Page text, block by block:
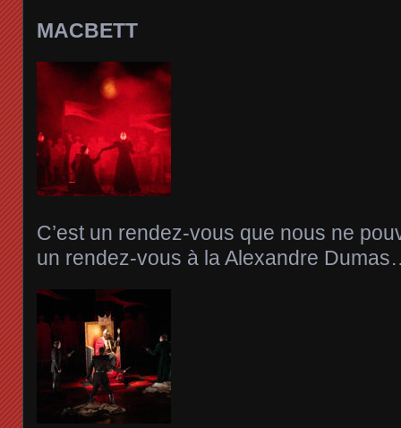
MACBETT
C’est un rendez-vous que nous ne
un rendez-vous à la Alexandre